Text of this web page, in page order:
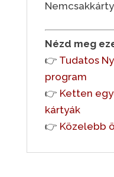
Nézd meg
👉 Tudatos
program
👉 Ketten
kártyák
👉 Közelebb